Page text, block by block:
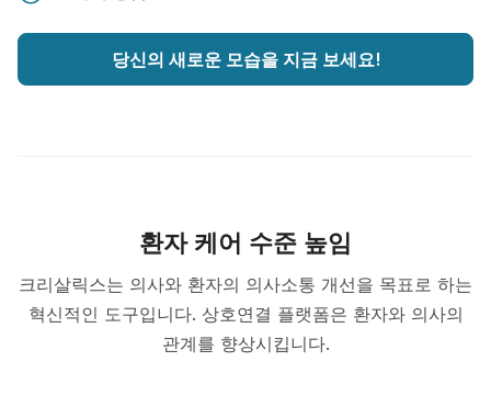
당신의 새로운 모습을 지금 보세요!
환자 케어 수준 높임
크리살릭스는 의사와 환자의 의사소통 개선을 목표로 하는
혁신적인 도구입니다. 상호연결 플랫폼은 환자와 의사의
관계를 향상시킵니다.